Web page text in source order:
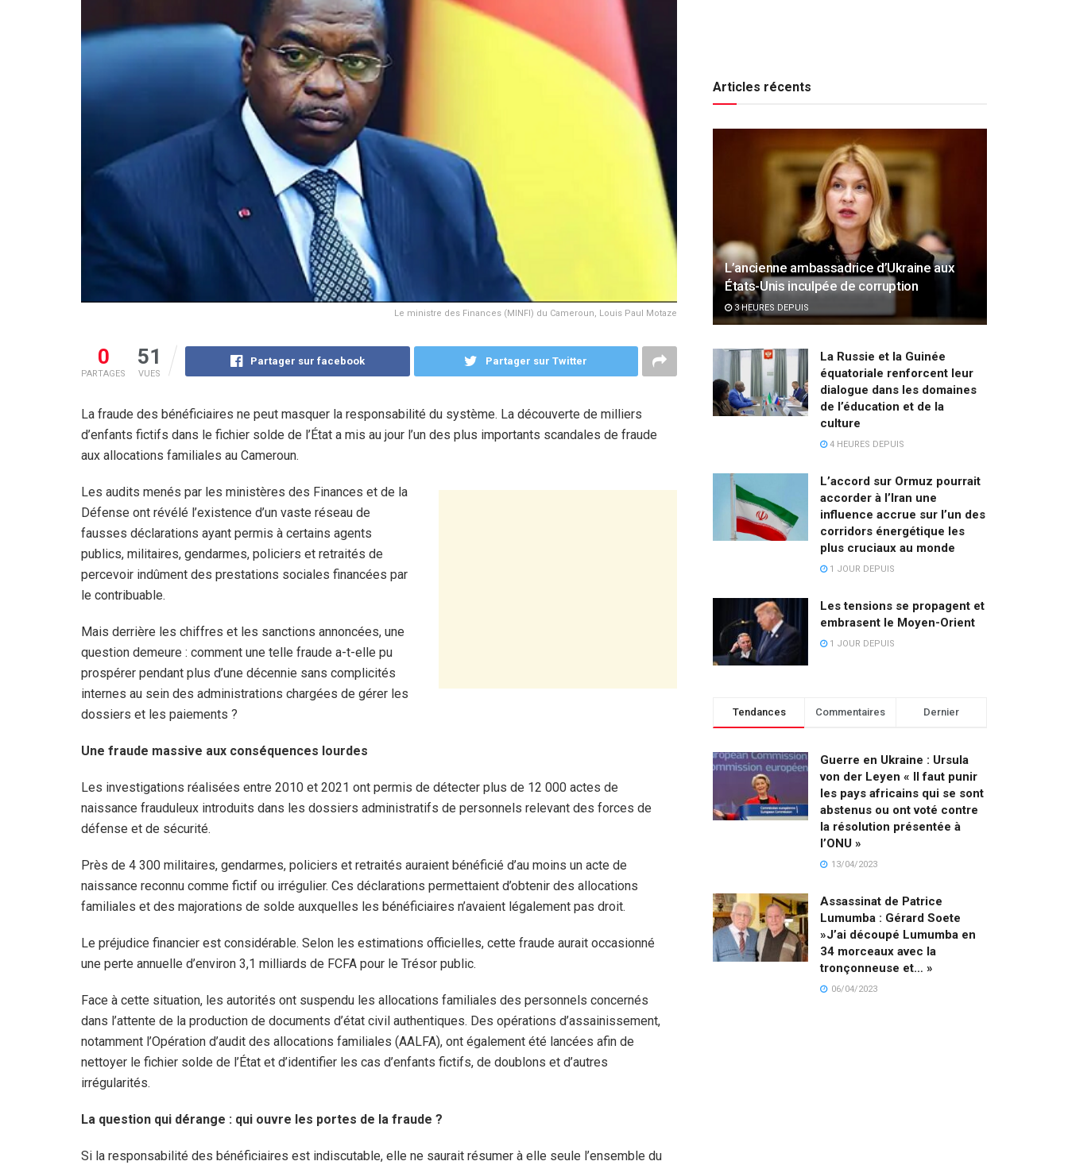
Le ministre des Finances (MINFI) du Cameroun, Louis Paul Motaze
0
PARTAGES
51
VUES
Partager sur facebook Partager sur Twitter
La fraude des bénéficiaires ne peut masquer la responsabilité du système. La découverte de milliers
d’enfants fictifs dans le fichier solde de l’État a mis au jour l’un des plus importants scandales de fraude
aux allocations familiales au Cameroun.
Les audits menés par les ministères des Finances et de la
Défense ont révélé l’existence d’un vaste réseau de
fausses déclarations ayant permis à certains agents
publics, militaires, gendarmes, policiers et retraités de
percevoir indûment des prestations sociales financées par
le contribuable.
Mais derrière les chiffres et les sanctions annoncées, une
question demeure : comment une telle fraude a-t-elle pu
prospérer pendant plus d’une décennie sans complicités
internes au sein des administrations chargées de gérer les
dossiers et les paiements ?
Une fraude massive aux conséquences lourdes
Les investigations réalisées entre 2010 et 2021 ont permis de détecter plus de 12 000 actes de
naissance frauduleux introduits dans les dossiers administratifs de personnels relevant des forces de
défense et de sécurité.
Près de 4 300 militaires, gendarmes, policiers et retraités auraient bénéficié d’au moins un acte de
naissance reconnu comme fictif ou irrégulier. Ces déclarations permettaient d’obtenir des allocations
familiales et des majorations de solde auxquelles les bénéficiaires n’avaient légalement pas droit.
Le préjudice financier est considérable. Selon les estimations officielles, cette fraude aurait occasionné
une perte annuelle d’environ 3,1 milliards de FCFA pour le Trésor public.
Face à cette situation, les autorités ont suspendu les allocations familiales des personnels concernés
dans l’attente de la production de documents d’état civil authentiques. Des opérations d’assainissement,
notamment l’Opération d’audit des allocations familiales (AALFA), ont également été lancées afin de
nettoyer le fichier solde de l’État et d’identifier les cas d’enfants fictifs, de doublons et d’autres
irrégularités.
La question qui dérange : qui ouvre les portes de la fraude ?
Si la responsabilité des bénéficiaires est indiscutable, elle ne saurait résumer à elle seule l’ensemble du
Articles récents
L’ancienne ambassadrice d’Ukraine aux
États-Unis inculpée de corruption
3 HEURES DEPUIS
La Russie et la Guinée
équatoriale renforcent leur
dialogue dans les domaines
de l’éducation et de la
culture
4 HEURES DEPUIS
L’accord sur Ormuz pourrait
accorder à l’Iran une
influence accrue sur l’un des
corridors énergétique les
plus cruciaux au monde
1 JOUR DEPUIS
Les tensions se propagent et
embrasent le Moyen-Orient
1 JOUR DEPUIS
Tendances Commentaires Dernier
Guerre en Ukraine : Ursula
von der Leyen « Il faut punir
les pays africains qui se sont
abstenus ou ont voté contre
la résolution présentée à
l’ONU »
13/04/2023
Assassinat de Patrice
Lumumba : Gérard Soete
»J’ai découpé Lumumba en
34 morceaux avec la
tronçonneuse et… »
06/04/2023